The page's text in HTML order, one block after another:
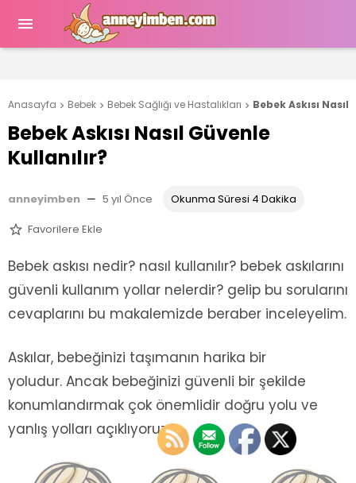

Anasayfa  Bebek  Bebek Sağlığı ve Hastalıkları  Bebek Askısı
Bebek Askısı Nasıl Güvenle
Kullanılır?
anneyimben — 5 yıl Önce Okunma Süresi 4 Dakika
 Favorilere Ekle
Bebek askısı nedir? nasıl kullanılır? bebek askılarını
güvenli kullanım yollar nelerdir? gelip bu sorularını
cevaplarını bu makalemizde beraber inceleyelim.
Askılar, bebeğinizi taşımanın harika bir
yoludur. Ancak bebeğinizi güvenli bir şekilde
konumlandırmak çok önemlidir doğru yolu ve
yanlış yolları açıklıyoruz